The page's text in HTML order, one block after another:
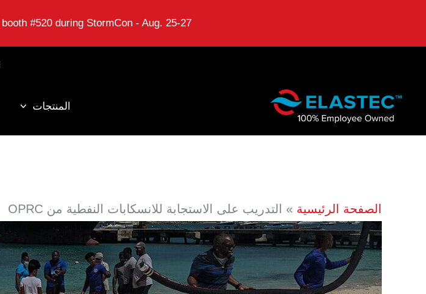
المحتوى
المنتجات
الصفحة الرئيسية التدريب على الاستجابة للانسكابات النفطية من OPRC
#520 during StormCon - Aug. 25-27.